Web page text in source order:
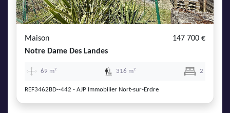
Maison
147 700 €
Notre Dame Des Landes
69 m² 316 m² 2
REF3462BD--442 - AJP Immobilier Nort-sur-Erdre